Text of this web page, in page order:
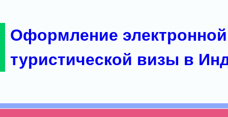
Оформление электронной
туристической визы в